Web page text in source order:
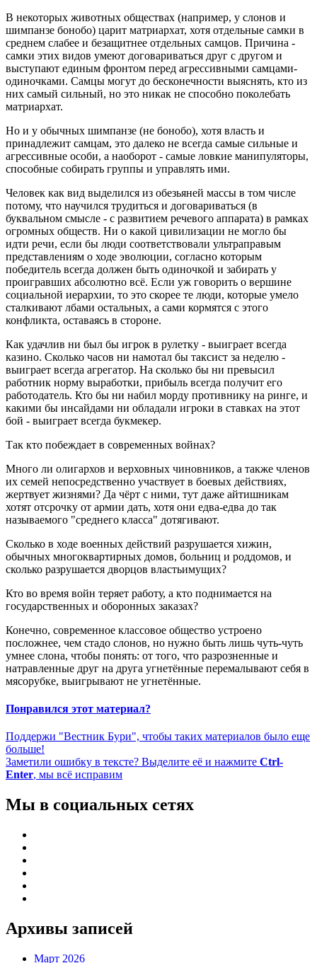
В некоторых животных обществах (например, у слонов и
шимпанзе бонобо) царит матриархат, хотя отдельные самки в
среднем слабее и безащитнее отдельных самцов. Причина -
самки этих видов умеют договариваться друг с другом и
выступают единым фронтом перед агрессивными самцами-
одиночками. Самцы могут до бесконечности выяснять, кто из
них самый сильный, но это никак не способно поколебать
матриархат.
Но и у обычных шимпанзе (не бонобо), хотя власть и
принадлежит самцам, это далеко не всегда самые сильные и
агрессивные особи, а наоборот - самые ловкие манипуляторы,
способные собирать группы и управлять ими.
Человек как вид выделился из обезьяней массы в том числе
потому, что научился трудиться и договариваться (в
буквальном смысле - с развитием речевого аппарата) в рамках
огромных обществ. Ни о какой цивилизации не могло бы
идти речи, если бы люди соответствовали ультраправым
представлениям о ходе эволюции, согласно которым
победитель всегда должен быть одиночкой и забирать у
проигравших абсолютно всё. Если уж говорить о вершине
социальной иерархии, то это скорее те люди, которые умело
сталкивают лбами остальных, а сами кормятся с этого
конфликта, оставаясь в стороне.
Как удачлив ни был бы игрок в рулетку - выиграет всегда
казино. Сколько часов ни намотал бы таксист за неделю -
выиграет всегда агрегатор. На сколько бы ни превысил
работник норму выработки, прибыль всегда получит его
работодатель. Кто бы ни набил морду противнику на ринге, и
какими бы инсайдами ни обладали игроки в ставках на этот
бой - выиграет всегда букмекер.
Так кто побеждает в современных войнах?
Много ли олигархов и верховных чиновников, а также членов
их семей непосредственно участвует в боевых действиях,
жертвует жизнями? Да чёрт с ними, тут даже айтишникам
хотят отсрочку от армии дать, хотя они едва-едва до так
называемого "среднего класса" дотягивают.
Сколько в ходе военных действий разрушается хижин,
обычных многоквартирных домов, больниц и роддомов, и
сколько разрушается дворцов властьимущих?
Кто во время войн теряет работу, а кто поднимается на
государственных и оборонных заказах?
Конечно, современное классовое общество устроено
посложнее, чем стадо слонов, но нужно быть лишь чуть-чуть
умнее слона, чтобы понять: от того, что разрозненные и
натравленные друг на друга угнетённые перемалывают себя в
мясорубке, выигрывают не угнетённые.
Понравился этот материал?
Поддержи "Вестник Бури", чтобы таких материалов было еще
больше!
Заметили ошибку в тексте? Выделите её и нажмите Ctrl-
Enter, мы всё исправим
Мы в социальных сетях
Архивы записей
Март 2026